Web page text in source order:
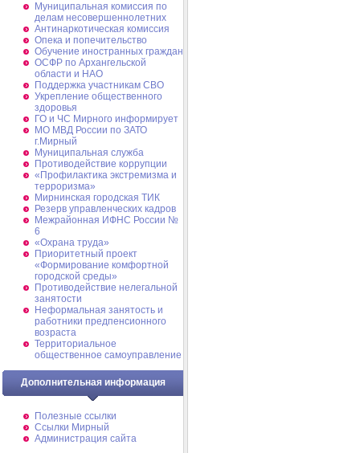
Муниципальная комиссия по
делам несовершеннолетних
Антинаркотическая комиссия
Опека и попечительство
Обучение иностранных граждан
ОСФР по Архангельской
области и НАО
Поддержка участникам СВО
Укрепление общественного
здоровья
ГО и ЧС Мирного информирует
МО МВД России по ЗАТО
г.Мирный
Муниципальная cлужба
Противодействие коррупции
«Профилактика экстремизма и
терроризма»
Мирнинская городская ТИК
Резерв управленческих кадров
Межрайонная ИФНС России №
6
«Охрана труда»
Приоритетный проект
«Формирование комфортной
городской среды»
Противодействие нелегальной
занятости
Неформальная занятость и
работники предпенсионного
возраста
Территориальное
общественное самоуправление
Дополнительная информация
Полезные ссылки
Ссылки Мирный
Администрация сайта